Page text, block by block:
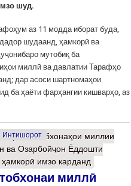
шуд.
аз 11 модда иборат буда,
шудаанд, ҳамкорӣ ва
мутобиқ ба
миллӣ ва давлатии Тарафҳо
дар асоси шартномаҳои
ба ҳаёти фарҳангии кишварҳо, аз
Интишорот
о Китобхонаҳои миллии
ва Озарбойҷон Ёддошти
имзо карданд
миллӣ